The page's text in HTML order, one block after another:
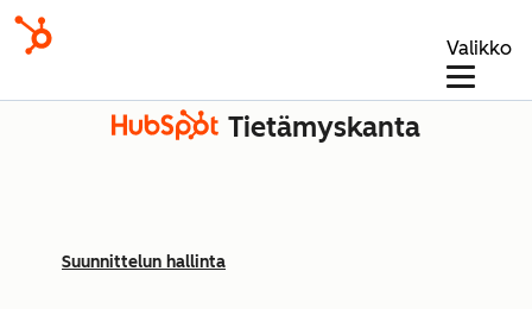
Valikko
Tietämyskanta
Suunnittelun hallinta